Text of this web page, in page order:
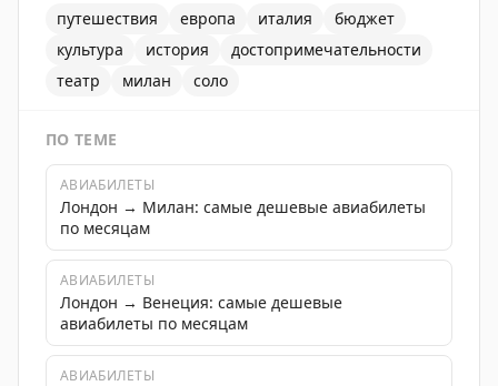
путешествия европа италия
бюджет
культура
история
достопримечательности
театр
милан соло
ПО ТЕМЕ
АВИАБИЛЕТЫ
Лондон → Милан: самые дешевые авиабилеты
по месяцам
АВИАБИЛЕТЫ
Лондон → Венеция: самые дешевые
авиабилеты по месяцам
АВИАБИЛЕТЫ